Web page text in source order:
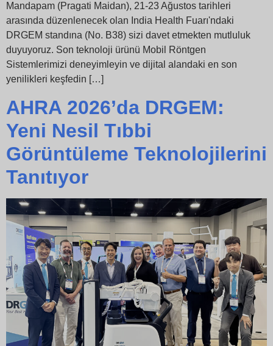
Mandapam (Pragati Maidan), 21-23 Ağustos tarihleri
arasında düzenlenecek olan India Health Fuarı'ndaki
DRGEM standına (No. B38) sizi davet etmekten mutluluk
duyuyoruz. Son teknoloji ürünü Mobil Röntgen
Sistemlerimizi deneyimleyin ve dijital alandaki en son
yenilikleri keşfedin […]
AHRA 2026’da DRGEM:
Yeni Nesil Tıbbi
Görüntüleme Teknolojilerini
Tanıtıyor